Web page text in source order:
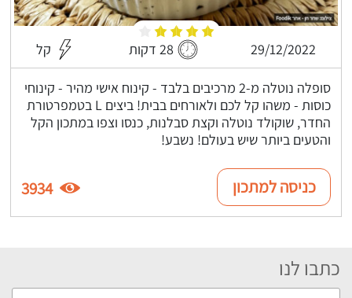
29/12/2022 28 דקות קל
סופלה נוטלה מ-2 מרכיבים בלבד - קינוח אישי מהיר - קינוחי
כוסות - משהו קל לכם ולאורחים בבית! ביצים L בטמפרטורת
החדר, שוקולד נוטלה וקצת סבלנות, כנסו וצפו במתכון הקל
והטעים ביותר שיש בעולם! נשבע!
כניסה למתכון 3934
כתבו לנו